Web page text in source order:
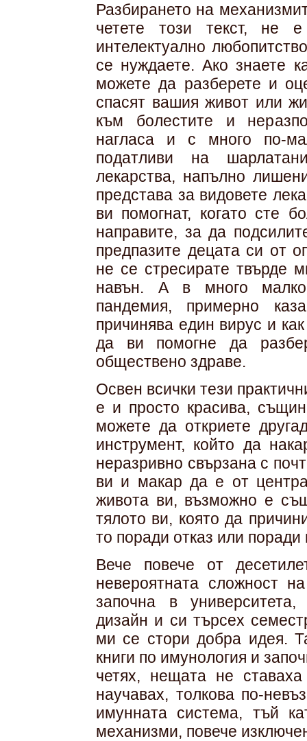
Разбирането на
четете този текст, не
интелектуално
се нуждаете. Ако знаете
можете да разберете и
спасят вашия живот или
към болестите и
нагласа и с много по-
податливи на
лекарства, напълно
представа за видовете
ви помогнат, когато сте
направите, за да
предпазите децата си от
не се стресирате твърде
навън. А в много малко
пандемия, примерно
причинява един вирус и
да ви помогне да
обществено здраве.
Освен всички тези
е и просто красива,
можете да откриете
инструмент, който да
неразривно свързана с
ви и макар да е от
живота ви, възможно е
тялото ви, която да
то поради отказ или поради
Вече повече от
невероятната сложност
започна в
дизайн и си търсех
ми се стори добра идея.
книги по имунология и
четях, нещата не
научавах, толкова по-
имунната система, тъй
механизми, повече